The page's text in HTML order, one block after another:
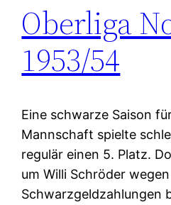
Oberliga
1953/54
Eine schwarze Saison
Mannschaft spielte
regulär einen 5. Platz.
um Willi Schröder wegen
Schwarzgeldzahlungen